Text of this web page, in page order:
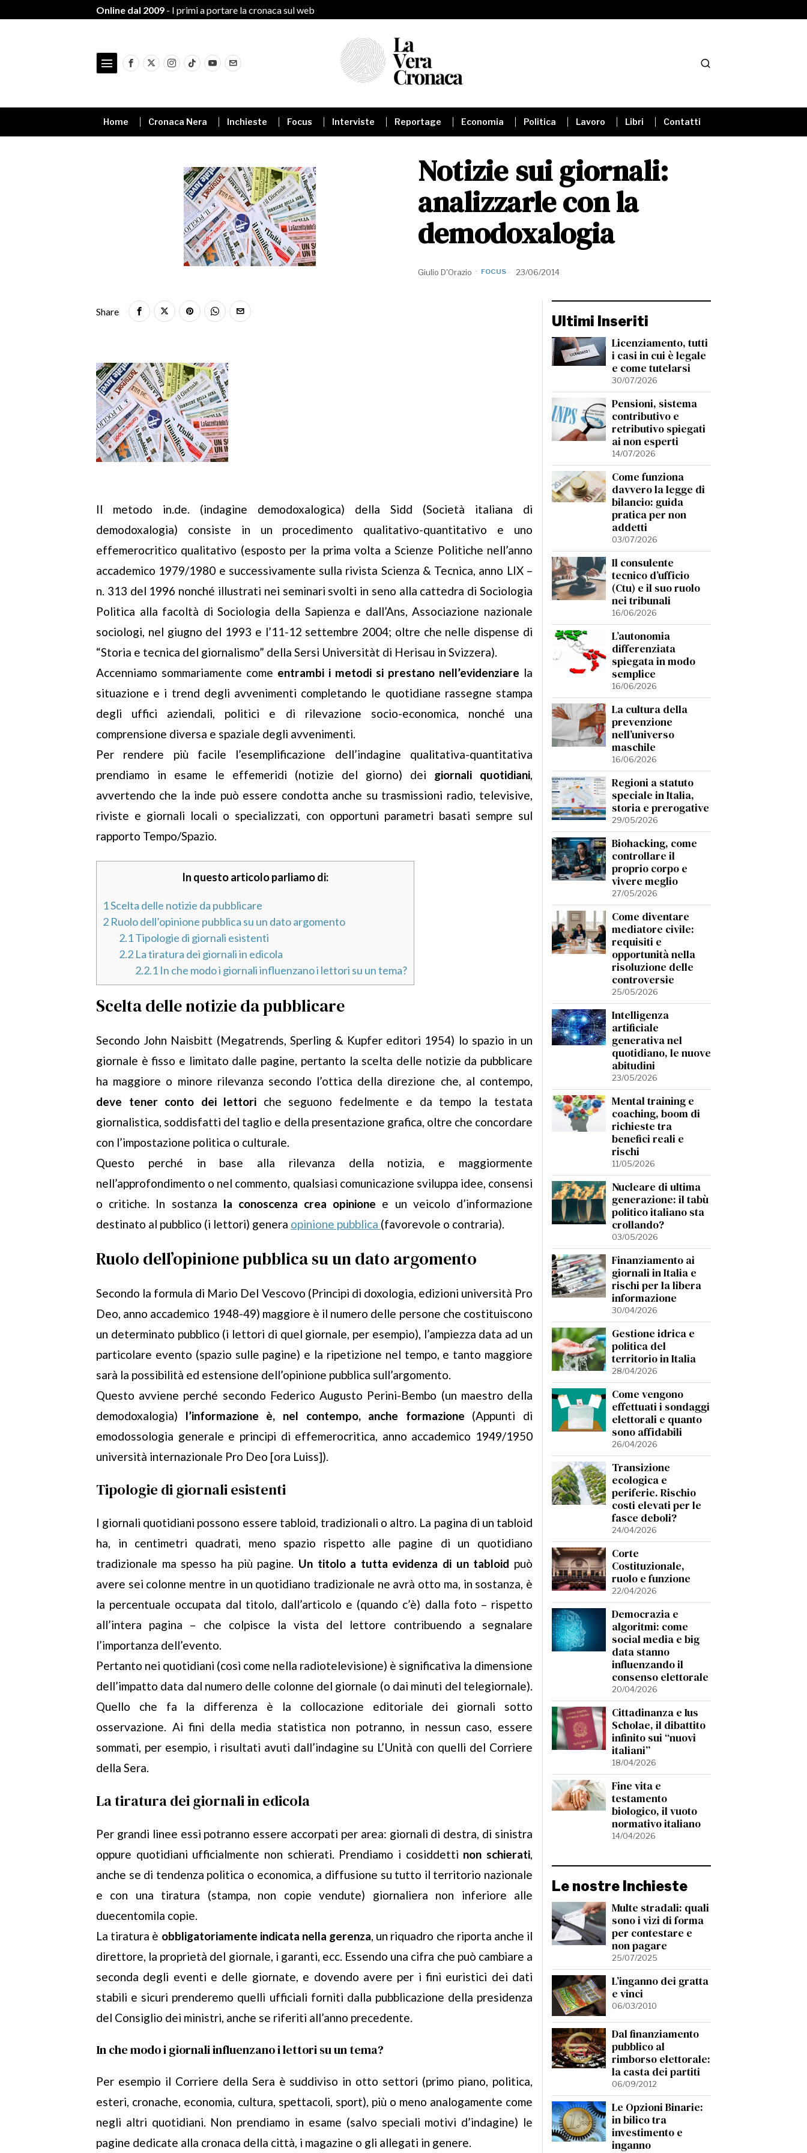
Online dal 2009 - I primi a portare la cronaca sul web
Home Cronaca Nera Inchieste Focus Interviste Reportage Economia Politica Lavoro Libri Contatti
Notizie sui giornali:
analizzarle con la
demodoxalogia
Giulio D'Orazio FOCUS 23/06/2014
Share
Il metodo in.de. (indagine demodoxalogica) della Sidd (Società italiana di
demodoxalogia) consiste in un procedimento qualitativo-quantitativo e uno
effemerocritico qualitativo (esposto per la prima volta a Scienze Politiche nell’anno
accademico 1979/1980 e successivamente sulla rivista Scienza & Tecnica, anno LIX –
n. 313 del 1996 nonché illustrati nei seminari svolti in seno alla cattedra di Sociologia
Politica alla facoltà di Sociologia della Sapienza e dall’Ans, Associazione nazionale
sociologi, nel giugno del 1993 e l’11-12 settembre 2004; oltre che nelle dispense di
“Storia e tecnica del giornalismo” della Sersi Universitàt di Herisau in Svizzera).
Accenniamo sommariamente come entrambi i metodi si prestano nell’evidenziare la
situazione e i trend degli avvenimenti completando le quotidiane rassegne stampa
degli uffici aziendali, politici e di rilevazione socio-economica, nonché una
comprensione diversa e spaziale degli avvenimenti.
Per rendere più facile l’esemplificazione dell’indagine qualitativa-quantitativa
prendiamo in esame le effemeridi (notizie del giorno) dei giornali quotidiani,
avvertendo che la inde può essere condotta anche su trasmissioni radio, televisive,
riviste e giornali locali o specializzati, con opportuni parametri basati sempre sul
rapporto Tempo/Spazio.
In questo articolo parliamo di:
1Scelta delle notizie da pubblicare
2 Ruolo dell’opinione pubblica su un dato argomento
2.1Tipologie di giornali esistenti
2.2 La tiratura dei giornali in edicola
2.2.1 In che modo i giornali influenzano i lettori su un tema?
Scelta delle notizie da pubblicare
Secondo John Naisbitt (Megatrends, Sperling & Kupfer editori 1954) lo spazio in un
giornale è fisso e limitato dalle pagine, pertanto la scelta delle notizie da pubblicare
ha maggiore o minore rilevanza secondo l’ottica della direzione che, al contempo,
deve tener conto dei lettori che seguono fedelmente e da tempo la testata
giornalistica, soddisfatti del taglio e della presentazione grafica, oltre che concordare
con l’impostazione politica o culturale.
Questo perché in base alla rilevanza della notizia, e maggiormente
nell’approfondimento o nel commento, qualsiasi comunicazione sviluppa idee, consensi
o critiche. In sostanza la conoscenza crea opinione e un veicolo d’informazione
destinato al pubblico (i lettori) genera opinione pubblica (favorevole o contraria).
Ruolo dell’opinione pubblica su un dato argomento
Secondo la formula di Mario Del Vescovo (Principi di doxologia, edizioni università Pro
Deo, anno accademico 1948-49) maggiore è il numero delle persone che costituiscono
un determinato pubblico (i lettori di quel giornale, per esempio), l’ampiezza data ad un
particolare evento (spazio sulle pagine) e la ripetizione nel tempo, e tanto maggiore
sarà la possibilità ed estensione dell’opinione pubblica sull’argomento.
Questo avviene perché secondo Federico Augusto Perini-Bembo (un maestro della
demodoxalogia) l’informazione è, nel contempo, anche formazione (Appunti di
emodossologia generale e principi di effemerocritica, anno accademico 1949/1950
università internazionale Pro Deo [ora Luiss]).
Tipologie di giornali esistenti
I giornali quotidiani possono essere tabloid, tradizionali o altro. La pagina di un tabloid
ha, in centimetri quadrati, meno spazio rispetto alle pagine di un quotidiano
tradizionale ma spesso ha più pagine. Un titolo a tutta evidenza di un tabloid può
avere sei colonne mentre in un quotidiano tradizionale ne avrà otto ma, in sostanza, è
la percentuale occupata dal titolo, dall’articolo e (quando c’è) dalla foto – rispetto
all’intera pagina – che colpisce la vista del lettore contribuendo a segnalare
l’importanza dell’evento.
Pertanto nei quotidiani (così come nella radiotelevisione) è significativa la dimensione
dell’impatto data dal numero delle colonne del giornale (o dai minuti del telegiornale).
Quello che fa la differenza è la collocazione editoriale dei giornali sotto
osservazione. Ai fini della media statistica non potranno, in nessun caso, essere
sommati, per esempio, i risultati avuti dall’indagine su L’Unità con quelli del Corriere
della Sera.
La tiratura dei giornali in edicola
Per grandi linee essi potranno essere accorpati per area: giornali di destra, di sinistra
oppure quotidiani ufficialmente non schierati. Prendiamo i cosiddetti non schierati,
anche se di tendenza politica o economica, a diffusione su tutto il territorio nazionale
e con una tiratura (stampa, non copie vendute) giornaliera non inferiore alle
duecentomila copie.
La tiratura è obbligatoriamente indicata nella gerenza, un riquadro che riporta anche il
direttore, la proprietà del giornale, i garanti, ecc. Essendo una cifra che può cambiare a
seconda degli eventi e delle giornate, e dovendo avere per i fini euristici dei dati
stabili e sicuri prenderemo quelli ufficiali forniti dalla pubblicazione della presidenza
del Consiglio dei ministri, anche se riferiti all’anno precedente.
In che modo i giornali influenzano i lettori su un tema?
Per esempio il Corriere della Sera è suddiviso in otto settori (primo piano, politica,
esteri, cronache, economia, cultura, spettacoli, sport), più o meno analogamente come
negli altri quotidiani. Non prendiamo in esame (salvo speciali motivi d’indagine) le
pagine dedicate alla cronaca della città, i magazine o gli allegati in genere.
Ultimi Inseriti
Licenziamento, tutti
i casi in cui è legale
e come tutelarsi
30/07/2026
Pensioni, sistema
contributivo e
retributivo spiegati
ai non esperti
14/07/2026
Come funziona
davvero la legge di
bilancio: guida
pratica per non
addetti
03/07/2026
Il consulente
tecnico d’ufficio
(Ctu) e il suo ruolo
nei tribunali
16/06/2026
L’autonomia
differenziata
spiegata in modo
semplice
16/06/2026
La cultura della
prevenzione
nell’universo
maschile
16/06/2026
Regioni a statuto
speciale in Italia,
storia e prerogative
29/05/2026
Biohacking, come
controllare il
proprio corpo e
vivere meglio
27/05/2026
Come diventare
mediatore civile:
requisiti e
opportunità nella
risoluzione delle
controversie
25/05/2026
Intelligenza
artificiale
generativa nel
quotidiano, le nuove
abitudini
23/05/2026
Mental training e
coaching, boom di
richieste tra
benefici reali e
rischi
11/05/2026
Nucleare di ultima
generazione: il tabù
politico italiano sta
crollando?
03/05/2026
Finanziamento ai
giornali in Italia e
rischi per la libera
informazione
30/04/2026
Gestione idrica e
politica del
territorio in Italia
28/04/2026
Come vengono
effettuati i sondaggi
elettorali e quanto
sono affidabili
26/04/2026
Transizione
ecologica e
periferie. Rischio
costi elevati per le
fasce deboli?
24/04/2026
Corte
Costituzionale,
ruolo e funzione
22/04/2026
Democrazia e
algoritmi: come
social media e big
data stanno
influenzando il
consenso elettorale
20/04/2026
Cittadinanza e Ius
Scholae, il dibattito
infinito sui “nuovi
italiani”
18/04/2026
Fine vita e
testamento
biologico, il vuoto
normativo italiano
14/04/2026
Le nostre Inchieste
Multe stradali: quali
sono i vizi di forma
per contestare e
non pagare
25/07/2025
L’inganno dei gratta
e vinci
06/03/2010
Dal finanziamento
pubblico al
rimborso elettorale:
la casta dei partiti
06/09/2012
Le Opzioni Binarie:
in bilico tra
investimento e
inganno